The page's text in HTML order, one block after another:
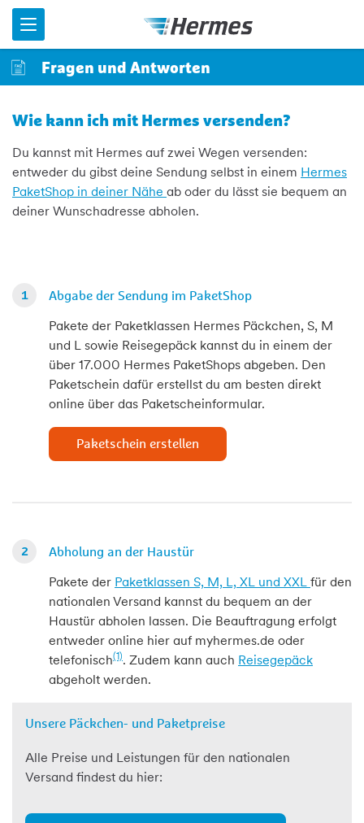
Menü
Fragen und Antworten
Wie kann ich mit Hermes versenden?
Du kannst mit Hermes auf zwei Wegen versenden:
entweder du gibst deine Sendung selbst in einem Hermes
PaketShop in deiner Nähe ab oder du lässt sie bequem an
deiner Wunschadresse abholen.
Abgabe der Sendung im PaketShop
Pakete der Paketklassen Hermes Päckchen, S, M
und L sowie Reisegepäck kannst du in einem der
über 17.000 Hermes PaketShops abgeben. Den
Paketschein dafür erstellst du am besten direkt
online über das Paketscheinformular.
Paketschein erstellen
Abholung an der Haustür
Pakete der Paketklassen S, M, L, XL und XXL für den
nationalen Versand kannst du bequem an der
Haustür abholen lassen. Die Beauftragung erfolgt
entweder online hier auf myhermes.de oder
telefonisch(1). Zudem kann auch Reisegepäck
abgeholt werden.
Unsere Päckchen- und Paketpreise
Alle Preise und Leistungen für den nationalen
Versand findest du hier: